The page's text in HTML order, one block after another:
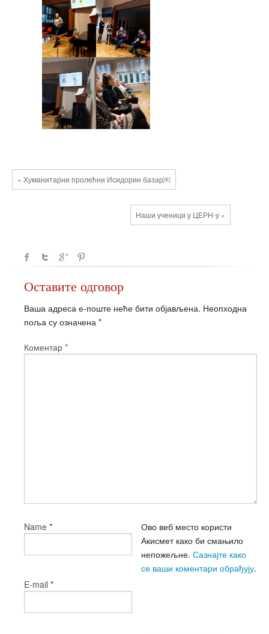
« Хуманитарни пролећни Исидорин базар￼
Наши ученици у ЦЕРН-у »
Оставите одговор
Ваша адреса е-поште неће бити објављена. Неопходна
поља су означена *
Коментар *
Name *
E-mail *
Ово веб место користи
Акисмет како би смањило
непожељне. Сазнајте како
се ваши коментари обрађују.